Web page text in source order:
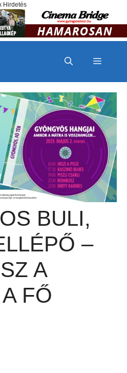
Hirdetés
MENÜ
BULI,
–
A
FŐ